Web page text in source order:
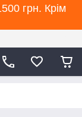
грн. Крім